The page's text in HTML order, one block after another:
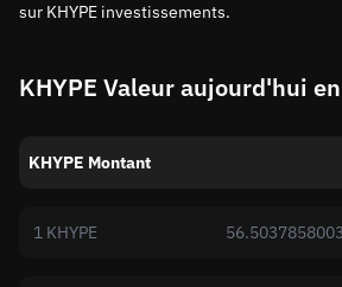
sur KHYPE investissements.
KHYPE Valeur aujourd'hui
KHYPE Montant
1 KHYPE